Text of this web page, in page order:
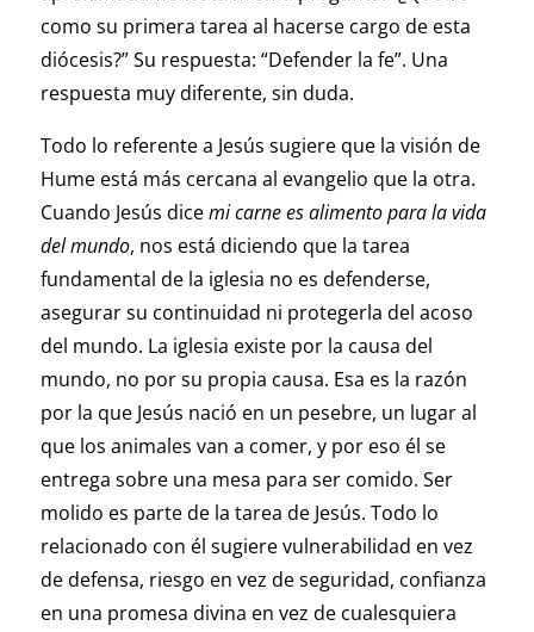
como su primera tarea al hacerse cargo de esta
diócesis?” Su respuesta: “Defender la fe”. Una
respuesta muy diferente, sin duda.
Todo lo referente a Jesús sugiere que la visión de
Hume está más cercana al evangelio que la otra.
Cuando Jesús dicemi carne es alimento para la vida
del mundo, nos está diciendo que la tarea
fundamental de la iglesia no es defenderse,
asegurar su continuidad ni protegerla del acoso
del mundo. La iglesia existe por la causa del
mundo, no por su propia causa. Esa es la razón
por la que Jesús nació en un pesebre, un lugar al
que los animales van a comer, y por eso él se
entrega sobre una mesa para ser comido. Ser
molido es parte de la tarea de Jesús. Todo lo
relacionado con él sugiere vulnerabilidad en vez
de defensa, riesgo en vez de seguridad, confianza
en una promesa divina en vez de cualesquiera